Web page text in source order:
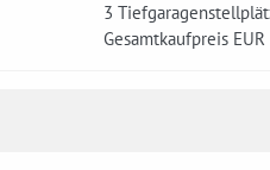
3
Gesamtkaufpreis EUR